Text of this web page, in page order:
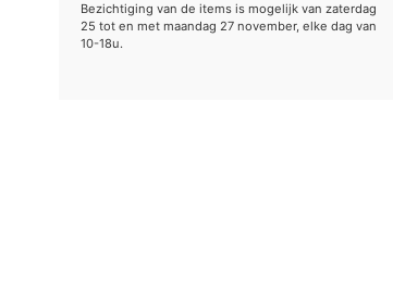
Bezichtiging van de items is mogelijk van zaterdag
25 tot en met maandag 27 november, elke dag van
10-18u.